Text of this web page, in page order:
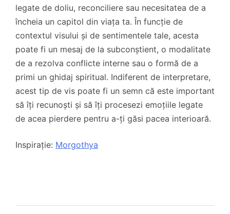
legate de doliu, reconciliere sau necesitatea de a
încheia un capitol din viața ta. În funcție de
contextul visului și de sentimentele tale, acesta
poate fi un mesaj de la subconștient, o modalitate
de a rezolva conflicte interne sau o formă de a
primi un ghidaj spiritual. Indiferent de interpretare,
acest tip de vis poate fi un semn că este important
să îți recunoști și să îți procesezi emoțiile legate
de acea pierdere pentru a-ți găsi pacea interioară.
Inspirație: Morgothya